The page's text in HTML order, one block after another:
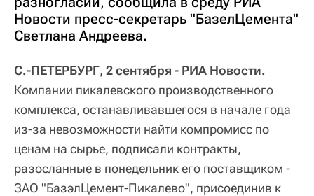
Новости пресс-секретарь "БазелЦемента"
Светлана Андреева.
С.-ПЕТЕРБУРГ, 2 сентября - РИА Новости.
Компании пикалевского производственного
комплекса, останавливавшегося в начале года
из-за невозможности найти компромисс по
ценам на сырье, подписали контракты,
разосланные в понедельник его поставщиком -
ЗАО "БазэлЦемент-Пикалево", присоединив к